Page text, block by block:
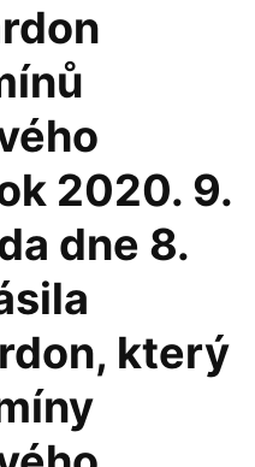
2020. 9.
dne 8.
který